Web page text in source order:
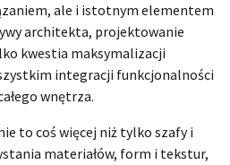
ale i istotnym elementem
architekta, projektowanie
kwestia maksymalizacji
integracji funkcjonalności
wnętrza.
to coś więcej niż tylko szafy i
materiałów, form i tekstur,